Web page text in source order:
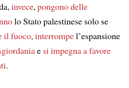
invece,pongono delle
lo Stato palestinese solo se
il fuoco,interrompel’espansione
e si impegna a favore
.